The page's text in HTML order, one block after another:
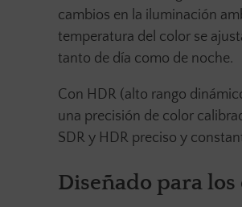
cambios en la iluminación
temperatura del color se
tanto de día como de noche.
Con HDR (alto rango
una precisión de color
SDR y HDR preciso y
Diseñado para